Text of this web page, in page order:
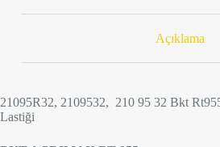
Açıklama
21095R32, 2109532, 210 95 32 Bkt
Lastiği